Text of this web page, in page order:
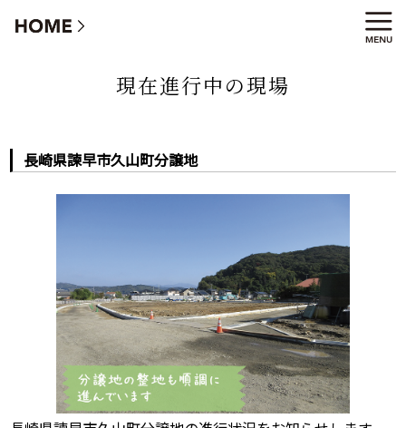
長崎県諫早市久山町分譲地
現在進行中の現場
長崎県諫早市久山町分譲地